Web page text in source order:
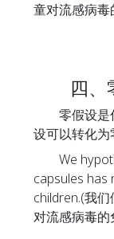
童对流感病毒
四、
零假设是
设可以转化为
We
capsules has
children.(我
对流感病毒的